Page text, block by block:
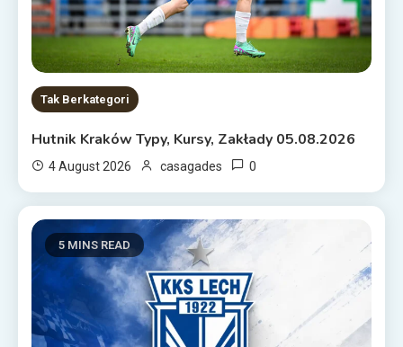
Tak Berkategori
Hutnik Kraków Typy, Kursy, Zakłady 05.08.2026
4 August 2026 casagades 0
5 MINS READ